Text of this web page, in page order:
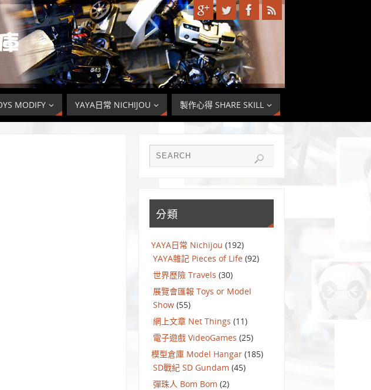
MODIFY YAYA日常 NICHIJOU 製作心得 SHARE SKILL
分類
YAYA日常 Nichijou (192)
YAYA雜記 Pieces of Life (92)
世界歷險 Travels (30)
展覽會匯報 Toys or Model
Show (55)
網上文章 Net Things (11)
電子遊戲 VideoGames (25)
模型倉庫 Model Hangar (185)
SD戰紀 SD Gundam (45)
彈珠人 Bom Bom (2)